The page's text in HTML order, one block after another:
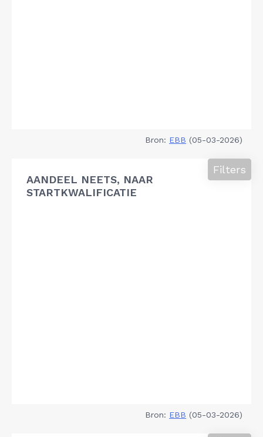
Bron: EBB (05-03-2026)
AANDEEL NEETS, NAAR
STARTKWALIFICATIE
Filters
Bron: EBB (05-03-2026)